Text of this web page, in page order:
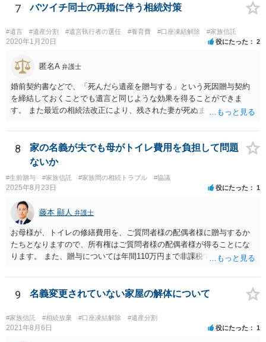
たことを知ってから３か月以内に家庭裁判所にて「相続放棄」の手続
7 バツイチ同士の再婚に伴う相続対策
#遺言 #遺産分割 #遺言執行者の選任 #養育費 #口座凍結解除 #家族信託
2020年1月20日 役にたった 2
匿名A 弁護士
婚前契約書などで、「死んだら遺産を贈与する」という死因贈与契約
を締結しておくことでも遺言と同じような効果を得ることができま
す。 また最近の相続法改正により、残された妻が死ぬまで家に住み続
で、その制度を活用する方法も考えられます。 もし契約書の作成まで
視野に入れておられる場合は、お近くの弁護士、できれば相続に強い
弁護士にご相談なさるとよいでしょう。
8
家の名義が夫でも母がトイレ費用を負担して問題
ないか
#生前贈与 #家族信託 #家族間の相続トラブル #協議
2025年8月23日 役にたった 1
藤本 顯人 弁護士
お母様が、トイレの修繕費用を、ご質問者様の配偶者様に贈与するか
たちとなりますので、所有権はご質問者様の配偶者様が得ることにな
ります。 また、贈与については年間110万円まで非課税であり、トイ
9 名義変更されていない家屋の解体について
#家族信託 #相続放棄 #口座凍結解除 #遺産分割
2021年8月6日 役にたった 1